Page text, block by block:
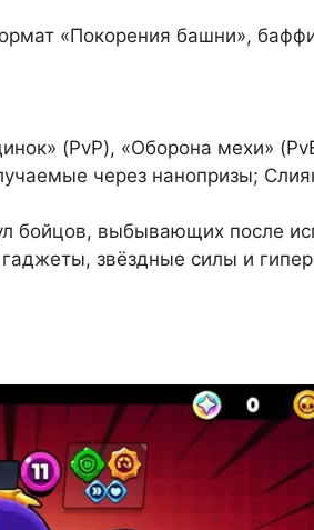
«Покорения башни»,
(PvP), «Оборона мехи»
через нанопризы;
бойцов, выбывающих после
звёздные силы и